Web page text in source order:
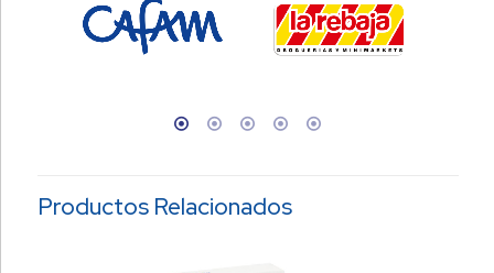
Productos Relacionados